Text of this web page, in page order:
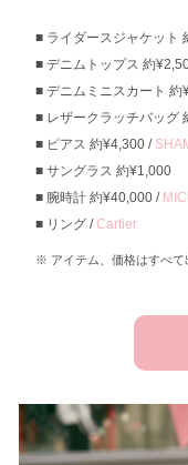
ライダースジャケット
デニムトップス 約
デニムミニスカート 約
レザークラッチバッグ
ピアス 約¥4,300 /
サングラス 約¥1,000
腕時計 約¥40,000 /
リング /Cartier
アイテム、価格はすべて